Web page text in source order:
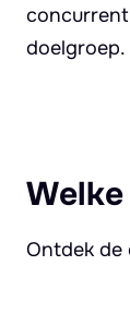
doelgroep.
Ontdek de